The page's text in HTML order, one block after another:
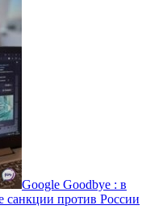
Google Goodbye : в
санкции против России